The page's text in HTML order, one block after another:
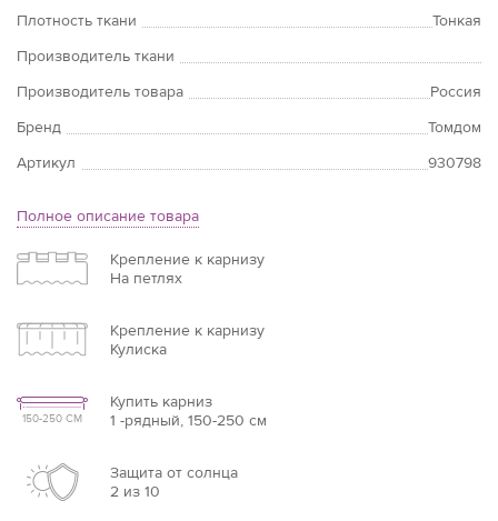
Плотность ткани
Тонкая
Производитель ткани
Производитель товара
Россия
Бренд
Томдом
Артикул
930798
Полное описание товара
Крепление к карнизу
На петлях
Крепление к карнизу
Кулиска
150-250 СМ
Купить карниз
1 -рядный, 150-250 см
Защита от солнца
2 из 10